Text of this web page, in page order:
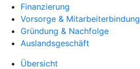
Finanzierung
Vorsorge & Mitarbeiterbindung
Gründung & Nachfolge
Auslandsgeschäft
Übersicht